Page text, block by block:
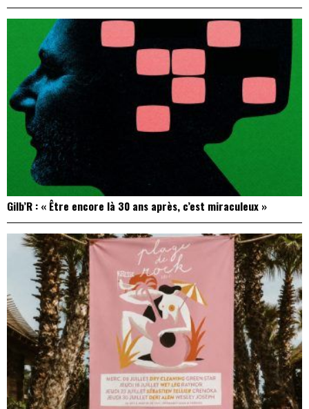
Gilb’R : « Être encore là 30 ans après, c’est miraculeux »